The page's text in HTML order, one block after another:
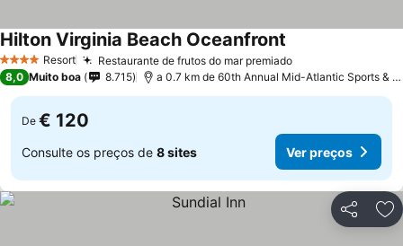
4 EstrelasResort Restaurante de frutos do mar premiado
Hilton Virginia Beach Oceanfront
8,0 Muito boa 8.715 a 0.7 km de 60th Annual Mid-Atlantic Sports & Boat Show
De € 120
Consulte os preços de 8 sites Ver preços
Partilhar